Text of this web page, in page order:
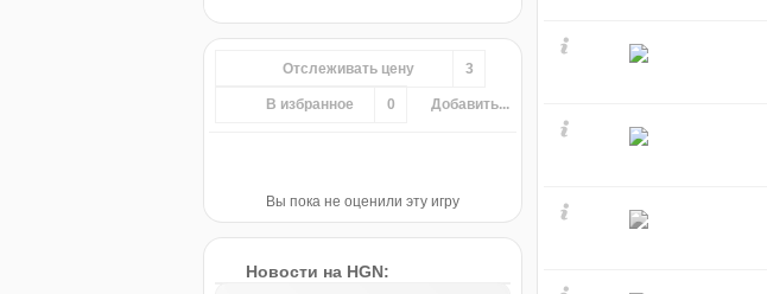
Отслеживать цену 3
В избранное 0 Добавить...
Вы пока не оценили эту игру
Новости на HGN: